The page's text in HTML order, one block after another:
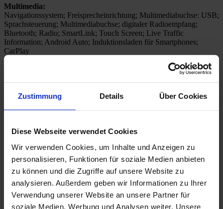
Zustimmung Details Über Cookies
Diese Webseite verwendet Cookies
Wir verwenden Cookies, um Inhalte und Anzeigen zu
personalisieren, Funktionen für soziale Medien anbieten
zu können und die Zugriffe auf unsere Website zu
analysieren. Außerdem geben wir Informationen zu Ihrer
Verwendung unserer Website an unsere Partner für
soziale Medien, Werbung und Analysen weiter. Unsere
Multimedia:
Navigationssystem; Freisprecheinrichtung; Multimediabuchse: USB;
Sprachsteuerung; Multimediabuchse; digitaler Radioempfang;
Bluetooth; Radio; SmartLink; Touch Screen; Live Traffic
Information; Android Auto; Induktionsladen für Smartphones;
CarPlay
assist); Müdigkeitserkennung; Verkehrszeichen-Erkennung;
Distanzregelung; Totwinkelassistent (side assist); Parklenkassistent;
Lichtsensor; Geschwindigkeitsregelanlage (GRA) Tempomat;
Abstandswarner; Head-up-Display (HUD)
Innen:
Klimaautomatik; Klimaautomatik: Mehrzonenklimaautomatik;
Multifunktionslenkrad; Bordcomputer; elektrische Fensterheber;
Fensterheber elektr. 4*; Lederlenkrad; Gepäckraumabdeckung;
Lenkrad verstellbar; Klimaautomatik 2-Zonen; variabler Ladeboden;